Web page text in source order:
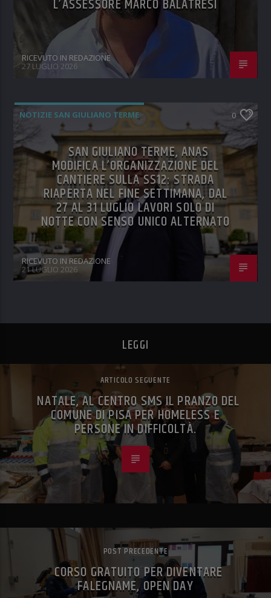
L’ASSESSORE MARCO BALATRESI
RICEVUTO IN REDAZIONE
27 LUGLIO 2026
NOTIZIE SAN GIULIANO TERME 0
SAN GIULIANO TERME, ANAS
MODIFICA L’ORGANIZZAZIONE DEL
CANTIERE SULLA SS12: STRADA
RIAPERTA NEL FINE SETTIMANA, DAL
27 AL 31 LUGLIO LAVORI SOLO DI
NOTTE CON SENSO UNICO ALTERNATO
RICEVUTO IN REDAZIONE
21 LUGLIO 2026
LEGGI
ARTICOLO SEGUENTE
NATALE, AL CENTRO SMS IL PRANZO DEL
COMUNE DI PISA PER HOMELESS E
PERSONE IN DIFFICOLTÀ.
POST PRECEDENTE
CORSO GRATUITO PER DIVENTARE
FALEGNAME, OPEN DAY